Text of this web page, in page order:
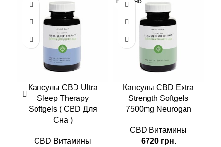
Капсулы CBD Ultra
Sleep Therapy
Softgels ( CBD Для
Сна )
CBD Витамины
ПРОДАНО
Капсулы CBD Extra
Strength Softgels
7500mg Neurogan
CBD Витамины
6720 грн.